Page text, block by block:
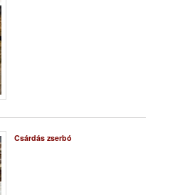
Csárdás zserbó